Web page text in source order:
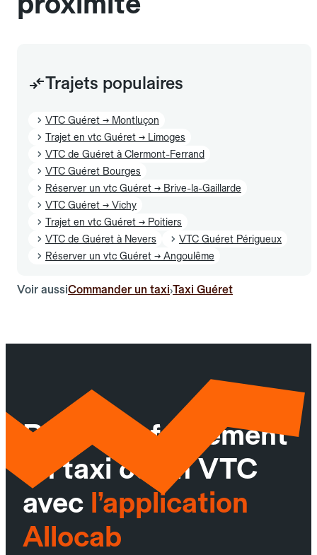
Trajets populaires
VTC Guéret → Montluçon
Trajet en vtc Guéret → Limoges
VTC de Guéret à Clermont-Ferrand
VTC Guéret Bourges
Réserver un vtc Guéret → Brive-la-Gaillarde
VTC Guéret → Vichy
Trajet en vtc Guéret → Poitiers
VTC de Guéret à Nevers
VTC Guéret Périgueux
Réserver un vtc Guéret → Angoulême
Voir aussiCommander un taxi›Taxi Guéret
Réservez facilement
un taxi ou un VTC
avec l’application
Allocab